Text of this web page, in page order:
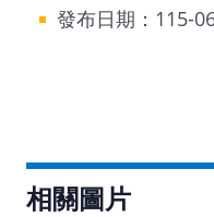
發布日期：115-
相關圖片